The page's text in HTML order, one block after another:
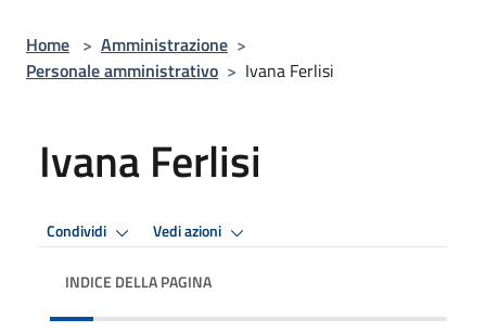
Home > Amministrazione >
Personale amministrativo > Ivana Ferlisi
Ivana Ferlisi
Condividi Vedi azioni
INDICE DELLA PAGINA